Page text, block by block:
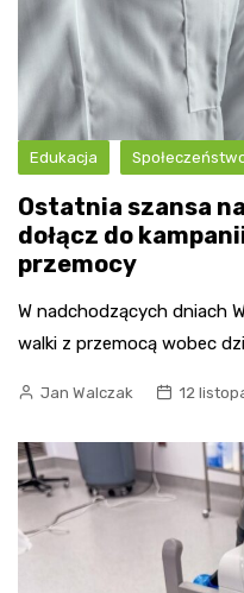
Edukacja
Ostatnia szansa
dołącz do
przemocy
W nadchodzących dniach
walki z przemocą wobec
Jan Walczak 12